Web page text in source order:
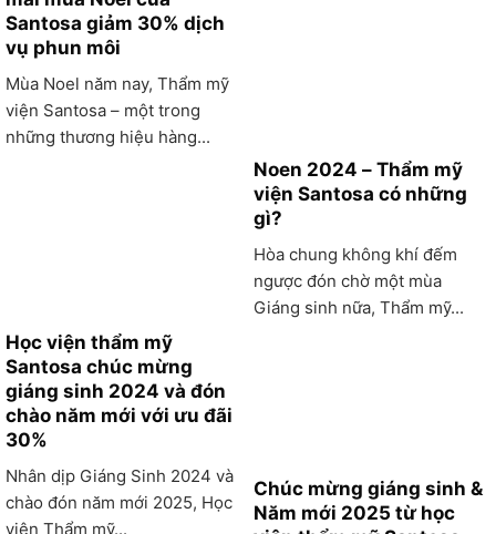
Santosa giảm 30% dịch
vụ phun môi
Mùa Noel năm nay, Thẩm mỹ
viện Santosa – một trong
những thương hiệu hàng...
Noen 2024 – Thẩm mỹ
viện Santosa có những
gì?
Hòa chung không khí đếm
ngược đón chờ một mùa
Giáng sinh nữa, Thẩm mỹ...
Học viện thẩm mỹ
Santosa chúc mừng
giáng sinh 2024 và đón
chào năm mới với ưu đãi
30%
Nhân dịp Giáng Sinh 2024 và
chào đón năm mới 2025, Học
viện Thẩm mỹ...
Chúc mừng giáng sinh &
Năm mới 2025 từ học